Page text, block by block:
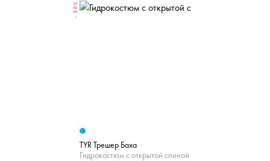
- 50%
TYR Трешер Баха
Гидрокостюм с открытой спиной